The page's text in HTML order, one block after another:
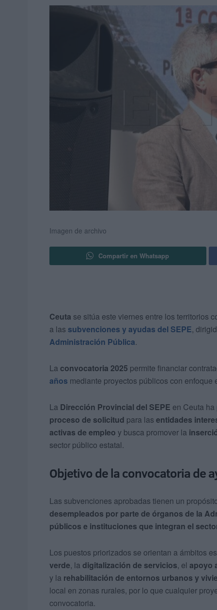
Imagen de archivo
Compartir en Whatsapp
Ceuta se sitúa este viernes entre los territorios
a las subvenciones y ayudas del SEPE,
Administración Pública.
La convocatoria 2025 permite financiar
años mediante proyectos públicos con
La Dirección Provincial del SEPE en Ceuta
proceso de solicitud para las entidades
activas de empleo y busca promover la
sector público estatal.
Objetivo de la convocatoria de
Las subvenciones aprobadas tienen un
desempleados por parte de órganos de la
públicos e instituciones que integran el
Los puestos priorizados se orientan a ámbitos
verde, la digitalización de servicios, el apoyo
y la rehabilitación de entornos urbanos y
local en zonas rurales, por lo que cualquier
convocatoria.